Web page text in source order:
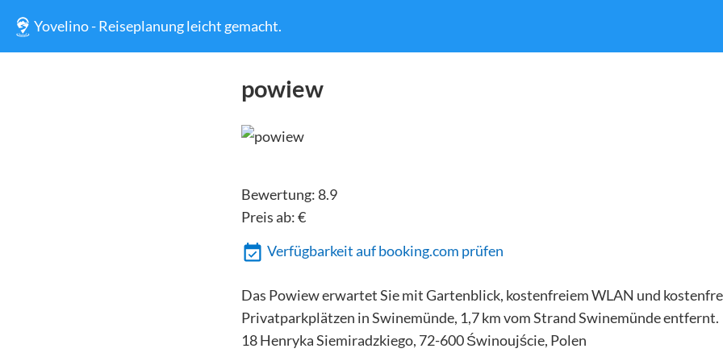
Yovelino - Reiseplanung leicht gemacht.
powiew
Bewertung: 8.9
Preis ab:€
Verfügbarkeit auf booking.com prüfen
Das Powiew erwartet Sie mit Gartenblick, kostenfreiem WLAN und
Privatparkplätzen in Swinemünde, 1,7 km vom Strand Swinemünde entfernt.
18 Henryka Siemiradzkiego, 72-600 Świnoujście, Polen